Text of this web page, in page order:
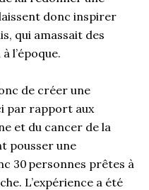
donc inspirer
qui amassait des
l’époque.
de créer une
par rapport aux
et du cancer de la
pousser une
30 personnes prêtes à
L’expérience a été